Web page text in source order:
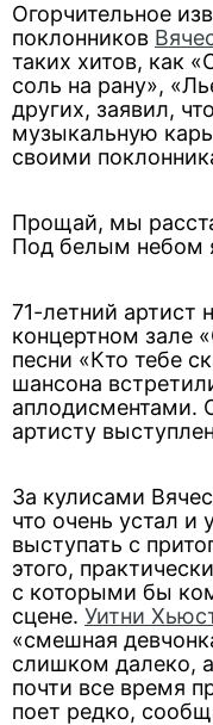
Огорчительное
поклонников
таких хитов, как
соль на рану»,
других, заявил,
музыкальную
своими
Прощай, мы
Под белым небом
71-летний артист
концертном зале
песни «Кто тебе
шансона
аплодисментами.
артисту
За кулисами
что очень устал и
выступать с
этого,
с которыми бы
сцене. Уитни
«смешная
слишком далеко,
почти все время
поет редко,